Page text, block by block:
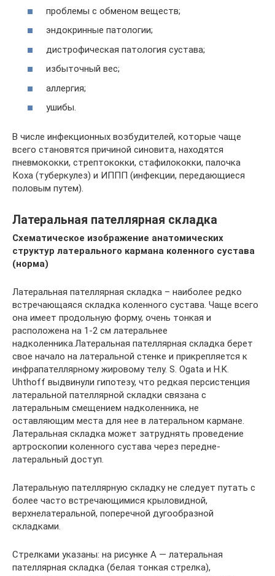
проблемы с обменом веществ;
эндокринные патологии;
дистрофическая патология сустава;
избыточный вес;
аллергия;
ушибы.
В числе инфекционных возбудителей, которые чаще
всего становятся причиной синовита, находятся
пневмококки, стрептококки, стафилококки, палочка
Коха (туберкулез) и ИППП (инфекции, передающиеся
половым путем).
Латеральная пателлярная складка
Схематическое изображение анатомических
структур латерального кармана коленного сустава
(норма)
Латеральная пателлярная складка – наиболее редко
встречающаяся складка коленного сустава. Чаще всего
она имеет продольную форму, очень тонкая и
расположена на 1-2 см латеральнее
надколенника.Латеральная пателлярная складка берет
свое начало на латеральной стенке и прикрепляется к
инфрапателлярному жировому телу. S. Ogata и H.K.
Uhthoff выдвинули гипотезу, что редкая персистенция
латеральной пателлярной складки связана с
латеральным смещением надколенника, не
оставляющим места для нее в латеральном кармане.
Латеральная складка может затруднять проведение
артроскопии коленного сустава через передне-
латеральный доступ.
Латеральную пателлярную складку не следует путать с
более часто встречающимися крыловидной,
верхнелатеральной, поперечной дугообразной
складками.
Стрелками указаны: на рисунке А — латеральная
пателлярная складка (белая тонкая стрелка),